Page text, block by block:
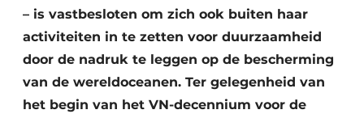
– is vastbesloten om zich ook buiten haar
activiteiten in te zetten voor duurzaamheid
door de nadruk te leggen op de bescherming
van de wereldoceanen. Ter gelegenheid van
het begin van het VN-decennium voor de